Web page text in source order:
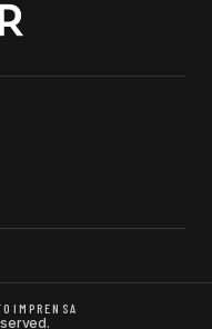
IMPRENSA